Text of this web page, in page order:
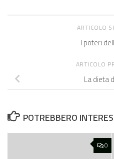
ARTICOLO
I poteri
ARTICOLO
La dieta
POTREBBERO
0